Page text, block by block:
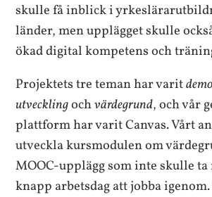
skulle få inblick i
länder, men upplägget skulle
ökad digital kompetens och
Projektets tre teman har varit
utvecklingochvärdegrund, och vår
plattform har varit Canvas. Vårt
utveckla kursmodulen om
MOOC-upplägg som inte skulle ta
knapp arbetsdag att jobba